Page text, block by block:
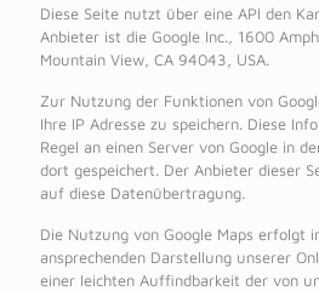
Diese Seite nutzt über eine API den
Anbieter ist die Google Inc., 1600
Mountain View, CA 94043, USA.
Zur Nutzung der Funktionen von
Ihre IP Adresse zu speichern. Diese
Regel an einen Server von Google in
dort gespeichert. Der Anbieter dieser
auf diese Datenübertragung.
Die Nutzung von Google Maps erfolgt
ansprechenden Darstellung unserer
einer leichten Auffindbarkeit der von